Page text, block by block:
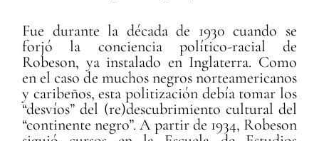
Fue durante la década de 1930 cuando se
forjó la conciencia político-racial de
Robeson, ya instalado en Inglaterra. Como
en el caso de muchos negros norteamericanos
y caribeños, esta politización debía tomar los
“desvíos” del (re)descubrimiento cultural del
“continente negro”. A partir de 1934, Robeson